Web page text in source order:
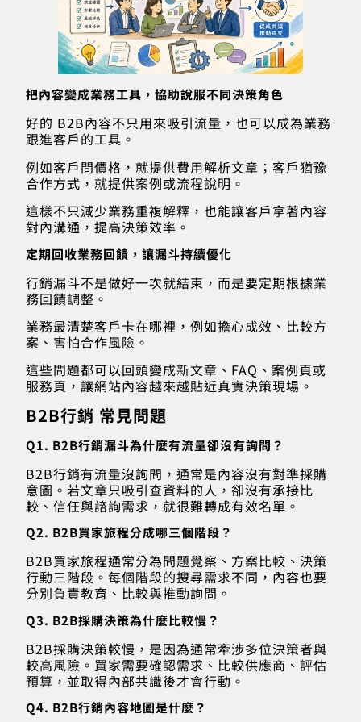
把內容變成業務工具，協助說服不同決策角色
好的 B2B內容不只用來吸引流量，也可以成為業務
跟進客戶的工具。
例如客戶問價格，就提供費用解析文章；客戶猶豫
合作方式，就提供案例或流程說明。
這樣不只減少業務重複解釋，也能讓客戶拿著內容
對內溝通，提高決策效率。
定期回收業務回饋，讓漏斗持續優化
行銷漏斗不是做好一次就結束，而是要定期根據業
務回饋調整。
業務最清楚客戶卡在哪裡，例如擔心成效、比較方
案、害怕合作風險。
這些問題都可以回頭變成新文章、FAQ、案例頁或
服務頁，讓網站內容越來越貼近真實決策現場。
B2B行銷 常見問題
Q1. B2B行銷漏斗為什麼有流量卻沒有詢問？
B2B行銷有流量沒詢問，通常是內容沒有對準採購
意圖。若文章只吸引查資料的人，卻沒有承接比
較、信任與諮詢需求，就很難轉成有效名單。
Q2. B2B買家旅程分成哪三個階段？
B2B買家旅程通常分為問題覺察、方案比較、決策
行動三階段。每個階段的搜尋需求不同，內容也要
分別負責教育、比較與推動詢問。
Q3. B2B採購決策為什麼比較慢？
B2B採購決策較慢，是因為通常牽涉多位決策者與
較高風險。買家需要確認需求、比較供應商、評估
預算，並取得內部共識後才會行動。
Q4. B2B行銷內容地圖是什麼？